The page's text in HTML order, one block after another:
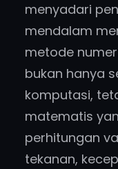
menyadari
mendalam
metode
bukan hanya
komputasi,
matematis
perhitungan
tekanan,